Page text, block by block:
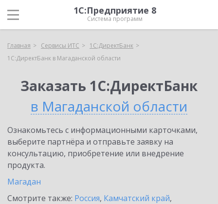
1С:Предприятие 8
Система программ
Главная Сервисы ИТС
1С:ДиректБанк
1С:ДиректБанк в Магаданской области
Заказать 1С:ДиректБанк
в Магаданской области
Ознакомьтесь с информационными карточками,
выберите партнёра и отправьте заявку на
консультацию, приобретение или внедрение
продукта.
Магадан
Смотрите также: Россия, Камчатский край,